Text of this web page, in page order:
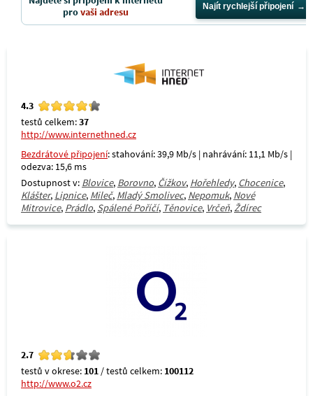
provaši adresu Najít rychlejší připojení
4.3
testů celkem:37
http://www.internethned.cz
Bezdrátové připojení: stahování: 39,9 Mb/s | nahrávání: 11,1 Mb/s |
odezva: 15,6 ms
Dostupnost v: Blovice, Borovno, Čížkov, Hořehledy, Chocenice,
Klášter, Lipnice, Mileč, Mladý Smolivec, Nepomuk, Nové
Mitrovice, Prádlo, Spálené Poříčí, Těnovice, Vrčeň,Ždírec
2.7
testů v okrese: 101 / testů celkem: 100112
http://www.o2.cz